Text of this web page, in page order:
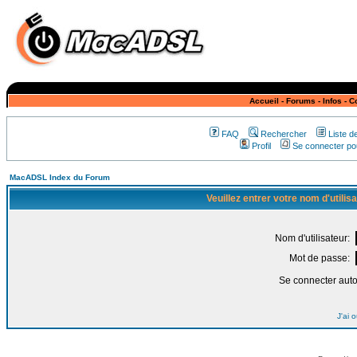
Accueil - Forums - Infos -
FAQ Rechercher
Liste
Profil
Se connecter
MacADSL Index du Forum
Veuillez entrer votre nom
Nom d'utilisateur:
Mot de passe:
Se connecter
J'ai